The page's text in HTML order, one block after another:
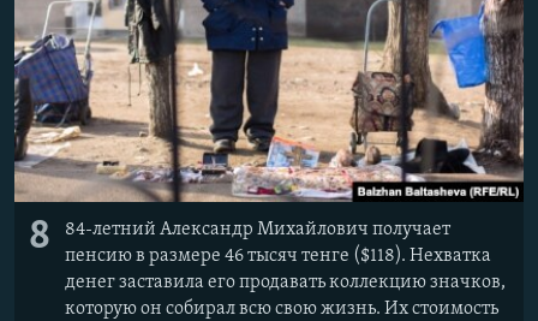
8
84-летний Александр Михайлович получает
пенсию в размере 46 тысяч тенге ($118). Нехватка
денег заставила его продавать коллекцию значков,
которую он собирал всю свою жизнь. Их стоимость